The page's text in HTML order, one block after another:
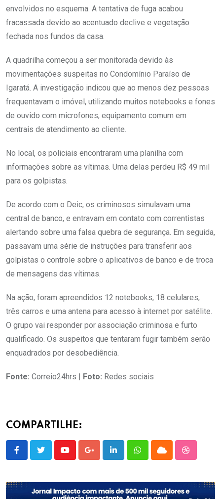
envolvidos no esquema. A tentativa de fuga acabou
fracassada devido ao acentuado declive e vegetação
fechada nos fundos da casa.
A quadrilha começou a ser monitorada devido às
movimentações suspeitas no Condomínio Paraíso de
Igaratá. A investigação indicou que ao menos dez pessoas
frequentavam o imóvel, utilizando muitos notebooks e fones
de ouvido com microfones, equipamento comum em
centrais de atendimento ao cliente.
No local, os policiais encontraram uma planilha com
informações sobre as vítimas. Uma delas perdeu R$ 49 mil
para os golpistas.
De acordo com o Deic, os criminosos simulavam uma
central de banco, e entravam em contato com correntistas
alertando sobre uma falsa quebra de segurança. Em seguida,
passavam uma série de instruções para transferir aos
golpistas o controle sobre o aplicativos de banco e de troca
de mensagens das vítimas.
Na ação, foram apreendidos 12 notebooks, 18 celulares,
três carros e uma antena para acesso à internet por satélite.
O grupo vai responder por associação criminosa e furto
qualificado. Os suspeitos que tentaram fugir também serão
enquadrados por desobediência.
Fonte: Correio24hrs | Foto: Redes sociais
COMPARTILHE:
YoutubeGoogle+LinkedInWhatsappCloud